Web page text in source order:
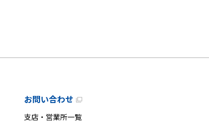
お問い合わせ
支店・営業所一覧